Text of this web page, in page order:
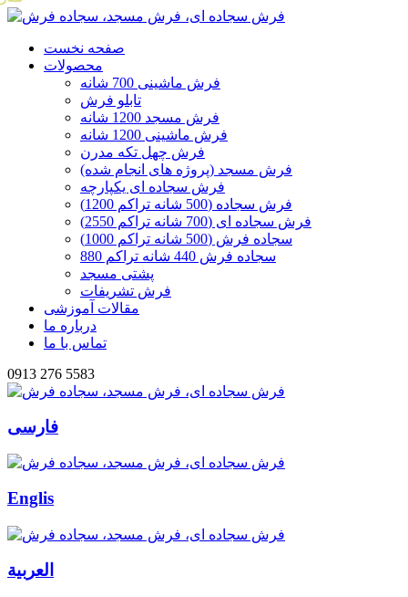
صفحه نخست
محصولات
فرش ماشینی 700 شانه
تابلو فرش
فرش مسجد 1200 شانه
فرش ماشینی 1200 شانه
فرش چهل تکه مدرن
فرش مسجد (پروژه های انجام شده)
فرش سجاده ای یکپارچه
فرش سجاده (500 شانه تراکم 1200)
فرش سجاده ای (700 شانه تراکم 2550)
سجاده فرش (500 شانه تراکم 1000)
سجاده فرش 440 شانه تراکم 880
پشتی مسجد
فرش تشریفات
مقالات آموزشی
درباره ما
تماس با ما
0913 276 5583
فارسی
Englis
العربیة